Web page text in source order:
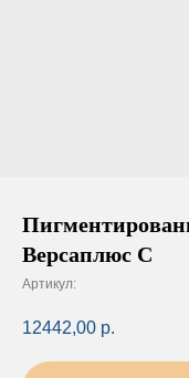
Версаплюс С
Артикул:
12442,00 р.